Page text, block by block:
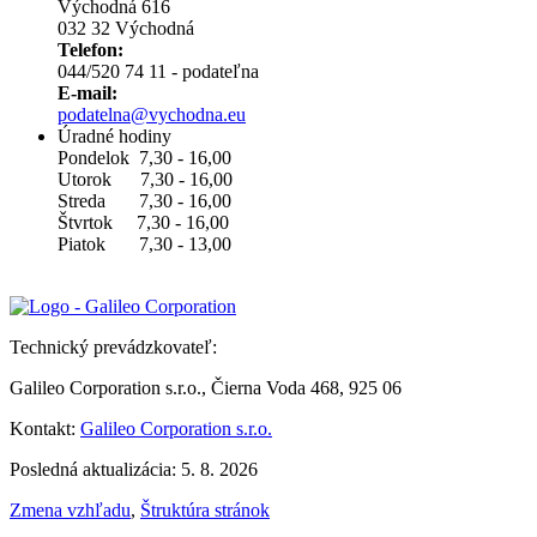
Východná 616
032 32 Východná
Telefon:
044/520 74 11 - podateľna
E-mail:
podatelna@vychodna.eu
Úradné hodiny
Pondelok 7,30 - 16,00
Utorok 7,30 - 16,00
Streda 7,30 - 16,00
Štvrtok 7,30 - 16,00
Piatok 7,30 - 13,00
Technický prevádzkovateľ:
Galileo Corporation s.r.o., Čierna Voda 468, 925 06
Kontakt: Galileo Corporation s.r.o.
Posledná aktualizácia: 5. 8. 2026
Zmena vzhľadu, Štruktúra stránok